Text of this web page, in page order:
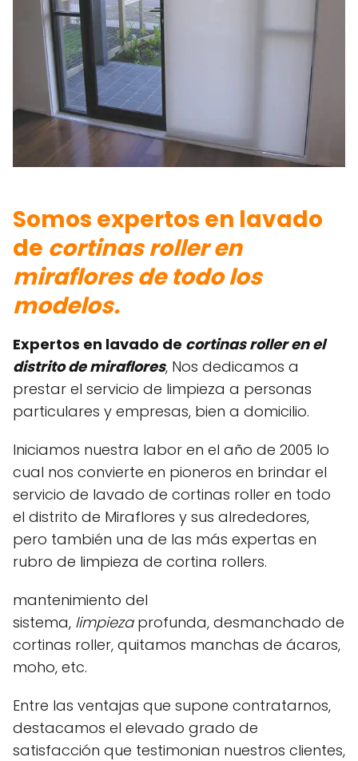
Somos expertos en lavado
de cortinas roller en
miraflores de todo los
modelos.
Expertos en lavado de cortinas roller en el
distrito de miraflores, Nos dedicamos a
prestar el servicio de limpieza a personas
particulares y empresas, bien a domicilio.
Iniciamos nuestra labor en el año de 2005 lo
cual nos convierte en pioneros en brindar el
servicio de lavado de cortinas roller en todo
el distrito de Miraflores y sus alrededores,
pero también una de las más expertas en
rubro de limpieza de cortina rollers.
mantenimiento del
sistema, limpiezaprofunda, desmanchado de
cortinas roller, quitamos manchas de ácaros,
moho, etc.
Entre las ventajas que supone contratarnos,
destacamos el elevado grado de
satisfacción que testimonian nuestros clientes,